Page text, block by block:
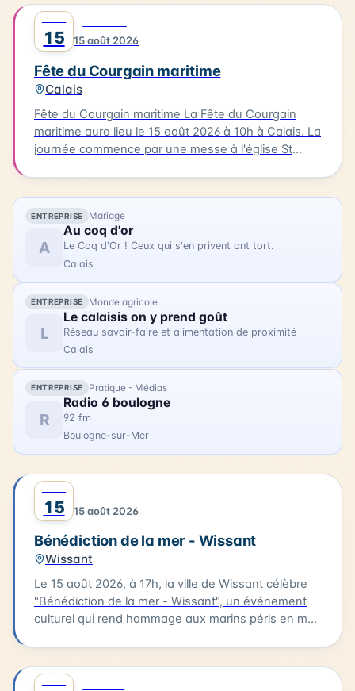
des bateaux. Vous pourrez également profiter
d'animations, de stands associatifs et d'un feu
d'artifices en soirée. Cette célébration est un
de Berck-sur-Mer.
15 15 août 2026
Fête du Courgain maritime
Calais
Fête du Courgain maritime La Fête du Courgain
maritime aura lieu le 15 août 2026 à 10h à Calais. La
journée commence par une messe à l'église St
pourrez découvrir des animations, des restaurants
proposant des plats à base de produits de la mer,
des joutes nautiques et des concerts. Accédez
librement au quartier du Courgain maritime pour
découvrir ces animations et profiter de la journée.
ENTREPRISE Mariage
A
Au coq d'or
Le Coq d'Or ! Ceux qui s'en privent ont tort.
Calais
ENTREPRISE Monde agricole
L
Le calaisis on y prend goût
Réseau savoir-faire et alimentation de proximité
Calais
ENTREPRISE Pratique - Médias
R
Radio 6 boulogne
92 fm
Boulogne-sur-Mer
15 15 août 2026
Bénédiction de la mer - Wissant
Wissant
Le 15 août 2026, à 17h, la ville de Wissant célèbre
"Bénédiction de la mer - Wissant", un événement
culturel qui rend hommage aux marins péris en mer.
déroulera la bénédiction. Cette cérémonie sera